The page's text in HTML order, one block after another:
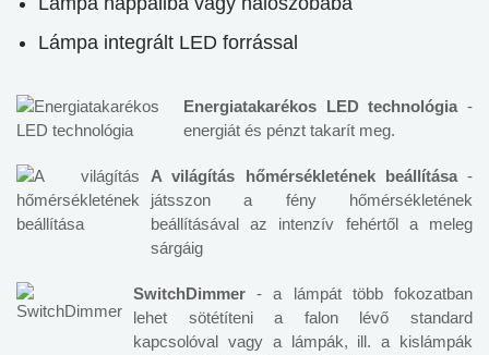
Lámpa integrált LED forrással
Energiatakarékos LED technológia -
energiát és pénzt takarít meg.
A világítás hőmérsékletének beállítása-
játsszon a fény hőmérsékletének
beállításával az intenzív fehértől a meleg
sárgáig
SwitchDimmer - a lámpát több fokozatban
lehet sötétíteni a falon lévő standard
kapcsolóval vagy a lámpák, ill. a kislámpák